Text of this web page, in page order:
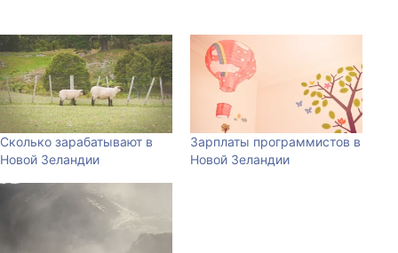
Сколько зарабатывают в
Новой Зеландии
Зарплаты программистов в
Новой Зеландии